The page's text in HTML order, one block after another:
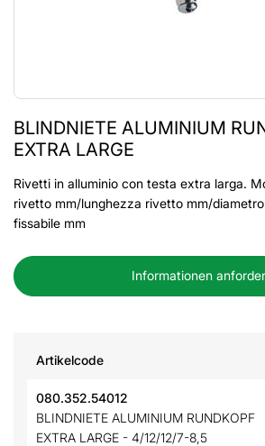
BLINDNIETE ALUMINIUM
EXTRA LARGE
Rivetti in alluminio con testa extra larga.
rivetto mm/lunghezza rivetto mm/
fissabile mm
Informationen
Artikelcode
080.352.54012
BLINDNIETE ALUMINIUM RUNDKOPF
EXTRA LARGE - 4/12/12/7-8,5